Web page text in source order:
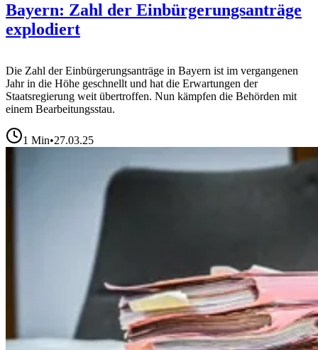
Bayern: Zahl der Einbürgerungsanträge
explodiert
Die Zahl der Einbürgerungsanträge in Bayern ist im vergangenen
Jahr in die Höhe geschnellt und hat die Erwartungen der
Staatsregierung weit übertroffen. Nun kämpfen die Behörden mit
einem Bearbeitungsstau.
1 Min•27.03.25